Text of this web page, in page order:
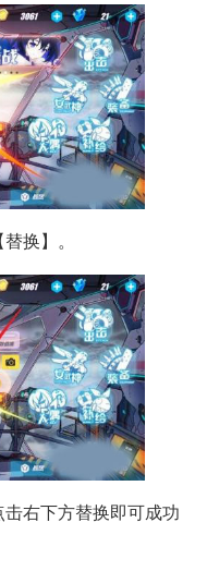
换】。
右下方替换即可成功